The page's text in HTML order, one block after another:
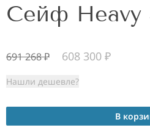
Сейф Heavy
691 268₽ 608 300 ₽
Нашли дешевле?
В